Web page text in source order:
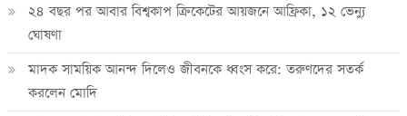
২৪ বছর পর আবার বিশ্বকাপ ক্রিকে‌টের আয়জনে আফ্রিকা, ১২ ভেন্যু
ঘোষণা
মাদক সাময়িক আনন্দ দিলেও জীবনকে ধ্বংস করে: তরুণদের সতর্ক
করলেন মোদি